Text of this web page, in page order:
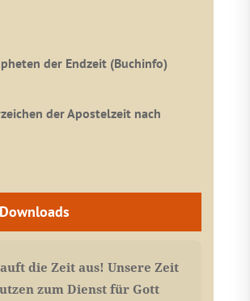
der Endzeit (Buchinfo)
der Apostelzeit nach
die Zeit aus! Unsere Zeit
zum Dienst für Gott